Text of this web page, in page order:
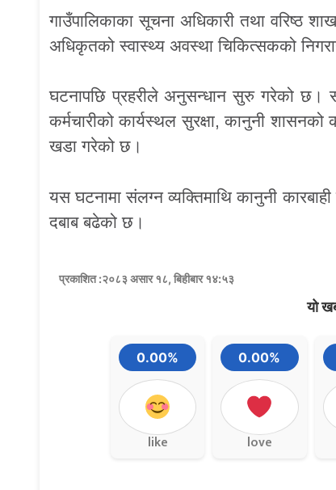
गाउँपालिकाका सूचना अधिकारी तथा वरिष्ठ
अधिकृतको स्वास्थ्य अवस्था चिकित्सकको
घटनापछि प्रहरीले अनुसन्धान सुरु गरेको छ।
कर्मचारीको कार्यस्थल सुरक्षा, कानुनी शासनको
खडा गरेको छ।
यस घटनामा संलग्न व्यक्तिमाथि कानुनी कारबाही
दबाब बढेको छ।
प्रकाशित :२०८३ असार १८, बिहीबार १४:५३
यो
0.00%
like
0.00%
love